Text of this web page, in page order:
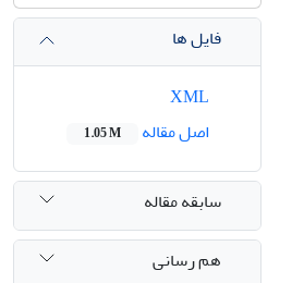
فایل ها
اصل مقاله
1.05 M
سابقه مقاله
هم رسانی